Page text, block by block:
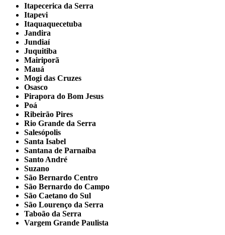
Itapecerica da Serra
Itapevi
Itaquaquecetuba
Jandira
Jundiaí
Juquitiba
Mairiporã
Mauá
Mogi das Cruzes
Osasco
Pirapora do Bom Jesus
Poá
Ribeirão Pires
Rio Grande da Serra
Salesópolis
Santa Isabel
Santana de Parnaíba
Santo André
Suzano
São Bernardo Centro
São Bernardo do Campo
São Caetano do Sul
São Lourenço da Serra
Taboão da Serra
Vargem Grande Paulista